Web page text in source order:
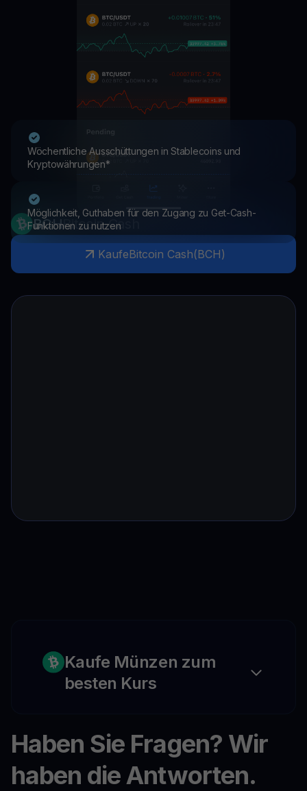
Wöchentliche Ausschüttungen in Stablecoins und
Kryptowährungen*
Möglichkeit, Guthaben für den Zugang zu Get-Cash-
Funktionen zu nutzen
BCHBitcoin Cash
KaufeBitcoin Cash(BCH)
Kaufe Münzen zum
besten Kurs
Haben Sie Fragen? Wir
haben die Antworten.